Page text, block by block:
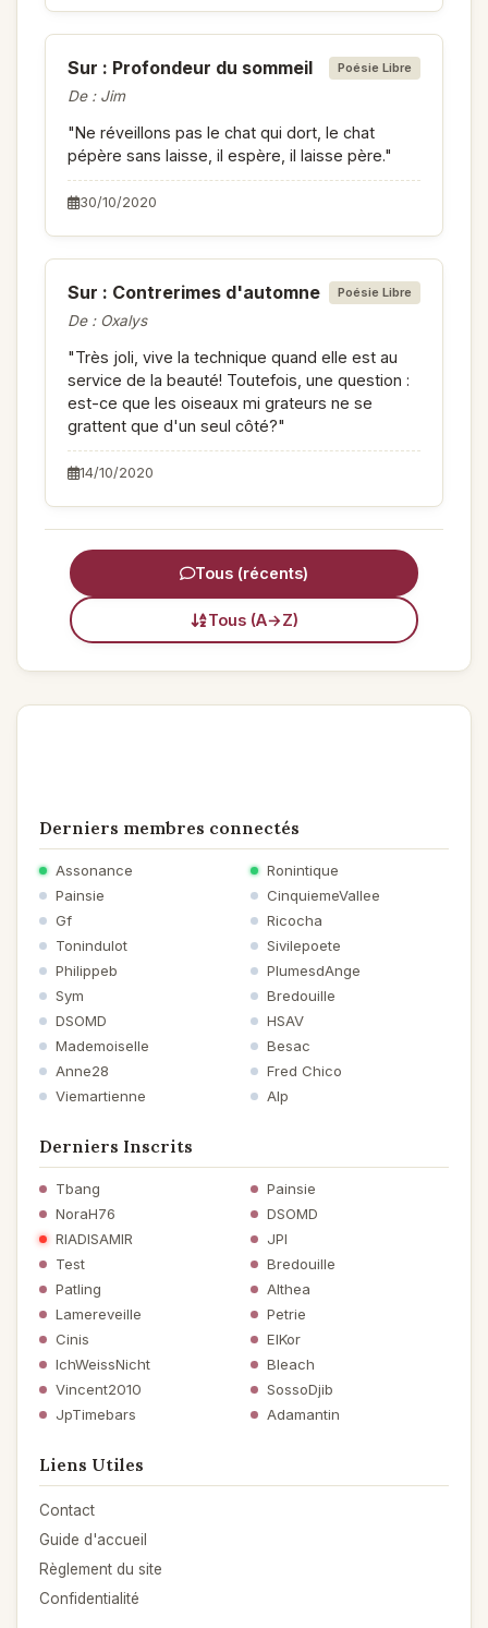
Poésie Libre
Sur : Profondeur du sommeil
De : Jim
"Ne réveillons pas le chat qui dort, le chat
pépère sans laisse, il espère, il laisse père."
30/10/2020
Poésie Libre
Sur : Contrerimes d'automne
De : Oxalys
"Très joli, vive la technique quand elle est au
service de la beauté! Toutefois, une question :
est-ce que les oiseaux mi grateurs ne se
grattent que d'un seul côté?"
14/10/2020
Tous (récents)
Tous (A→Z)
Derniers membres connectés
Assonance
Ronintique
Painsie
CinquiemeVallee
Gf
Ricocha
Tonindulot
Sivilepoete
Philippeb
PlumesdAnge
Sym
Bredouille
DSOMD
HSAV
Mademoiselle
Besac
Anne28
Fred Chico
Viemartienne
Alp
Derniers Inscrits
Tbang
Painsie
NoraH76
DSOMD
RIADISAMIR
JPI
Test
Bredouille
Patling
Althea
Lamereveille
Petrie
Cinis
ElKor
IchWeissNicht
Bleach
Vincent2010
SossoDjib
JpTimebars
Adamantin
Liens Utiles
Contact
Guide d'accueil
Règlement du site
Confidentialité